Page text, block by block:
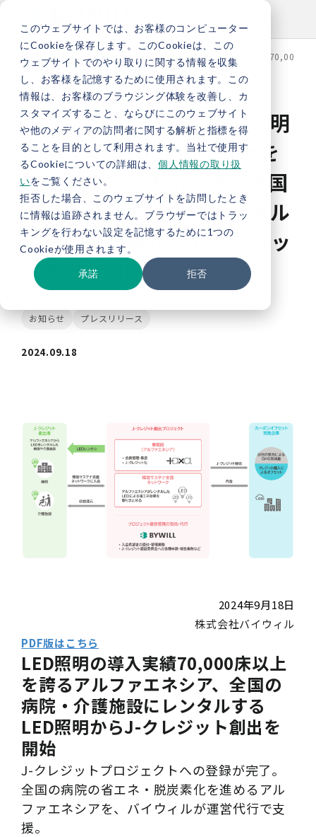
このウェブサイトでは、お客様のコンピューター
にCookieを保存します。このCookieは、この
ウェブサイトでのやり取りに関する情報を収集
し、お客様を記憶するために使用されます。この
情報は、お客様のブラウジング体験を改善し、カ
スタマイズすること、ならびにこのウェブサイト
や他のメディアの訪問者に関する解析と指標を得
ることを目的として利用されます。当社で使用す
るCookieについての詳細は、 個人情報の取り扱
いをご覧ください。
拒否した場合、このウェブサイトを訪問したとき
に情報は追跡されません。ブラウザーではトラッ
キングを行わない設定を記憶するために1つの
Cookieが使用されます。
承諾 拒否
TOP 新着情報 【プレスリリース】LED照明の導入実績70,000
【プレスリリース】LED照明
の導入実績70,000床以上を
誇るアルファエネシア、全国
の病院・介護施設にレンタル
するLED照明からJ-クレジッ
ト創出を開始
お知らせ プレスリリース
2024.09.18
2024年9月18日
株式会社バイウィル
PDF版はこちら
LED照明の導入実績70,000床以上
を誇るアルファエネシア、全国の
病院・介護施設にレンタルする
LED照明からJ-クレジット創出を
開始
J-クレジットプロジェクトへの登録が完了。
全国の病院の省エネ・脱炭素化を進めるアル
ファエネシアを、バイウィルが運営代行で支
援。